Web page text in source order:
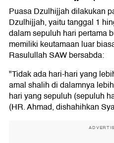
Puasa Dzulhijjah dilakukan
Dzulhijjah, yaitu tanggal 1
dalam sepuluh hari pertama
memiliki keutamaan luar
Rasulullah SAW bersabda:
"Tidak ada hari-hari yang
amal shalih di dalamnya
hari yang sepuluh (sepuluh
(HR. Ahmad, dishahihkan